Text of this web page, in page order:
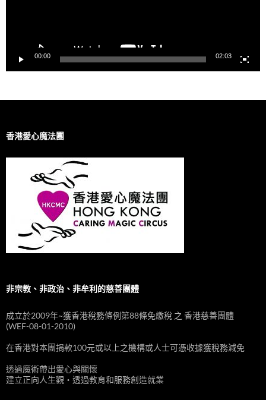
00:00 02:03
香港愛心魔法團
非宗教、非政治、非牟利的慈善團體
成立於2009年~獲香港稅務條例第88條免繳稅 之 香港慈善團體
(WEF-08-01-2010)
在香港對本團捐款100元或以上之機構或人士可憑收據獲稅務減免
透過魔術帶出愛心與關懷
建立正向人生觀‧透過教育和服務創造就業